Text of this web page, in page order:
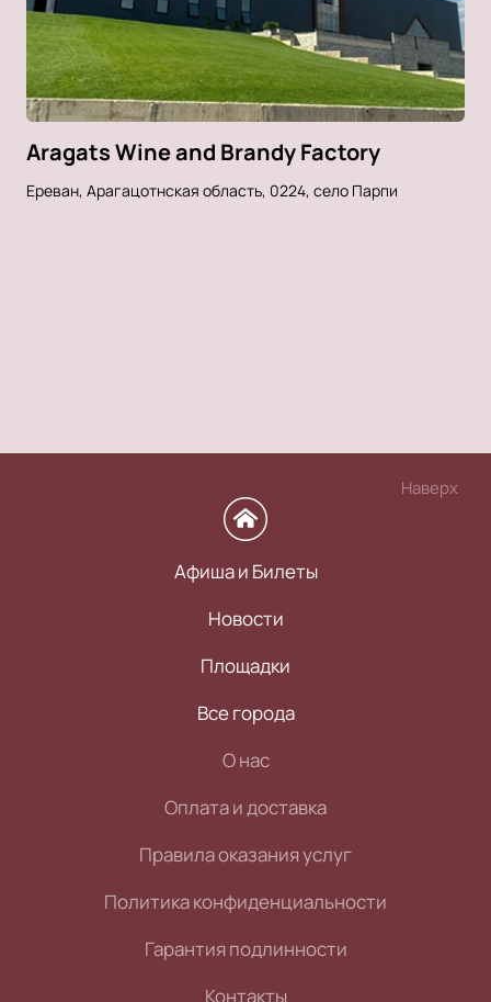
Aragats Wine and Brandy Factory
Ереван, Арагацотнская область, 0224, село Парпи
Наверх
Афиша и Билеты
Новости
Площадки
Все города
О нас
Оплата и доставка
Правила оказания услуг
Политика конфиденциальности
Гарантия подлинности
Контакты